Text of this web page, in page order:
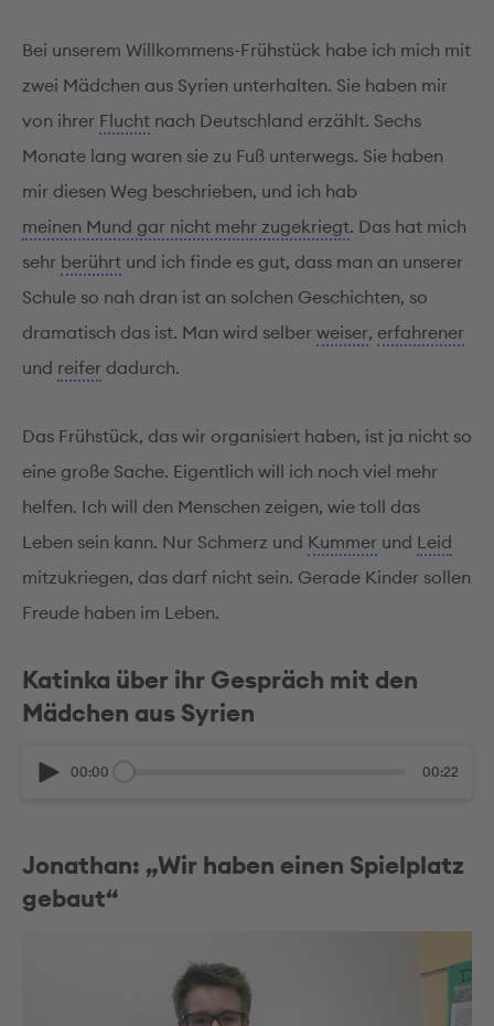
Bei unserem Willkommens-Frühstück habe ich mich mit
zwei Mädchen aus Syrien unterhalten. Sie haben mir
von ihrer Flucht nach Deutschland erzählt. Sechs
Monate lang waren sie zu Fuß unterwegs. Sie haben
mir diesen Weg beschrieben, und ich hab
meinen Mund gar nicht mehr zugekriegt. Das hat mich
sehr berührt und ich finde es gut, dass man an unserer
Schule so nah dran ist an solchen Geschichten, so
dramatisch das ist. Man wird selber weiser, erfahrener
und reifer dadurch.
Das Frühstück, das wir organisiert haben, ist ja nicht so
eine große Sache. Eigentlich will ich noch viel mehr
helfen. Ich will den Menschen zeigen, wie toll das
Leben sein kann. Nur Schmerz und Kummer und Leid
mitzukriegen, das darf nicht sein. Gerade Kinder sollen
Freude haben im Leben.
Katinka über ihr Gespräch mit den
Mädchen aus Syrien
00:00 00:22
Jonathan: „Wir haben einen Spielplatz
gebaut“